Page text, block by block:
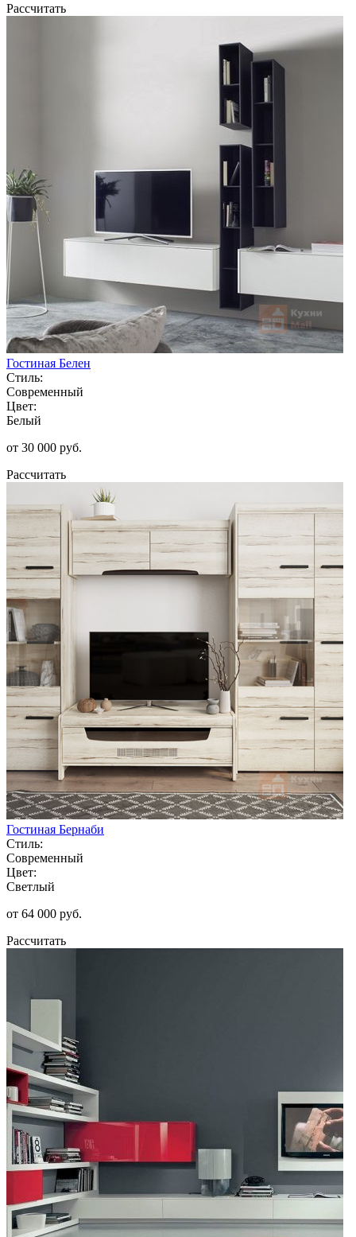
Рассчитать
Гостиная Белен
Стиль:
Современный
Цвет:
Белый
от 30 000 руб.
Рассчитать
Гостиная Бернаби
Стиль:
Современный
Цвет:
Светлый
от 64 000 руб.
Рассчитать